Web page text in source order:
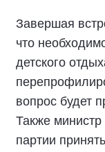
Завершая
что
детского
вопрос будет
Также министр
партии